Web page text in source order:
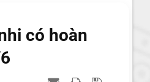
có hoàn